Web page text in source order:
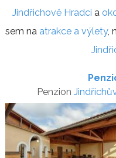
Jindřichově Hradci a
sem na atrakce a výlety,
Penzion